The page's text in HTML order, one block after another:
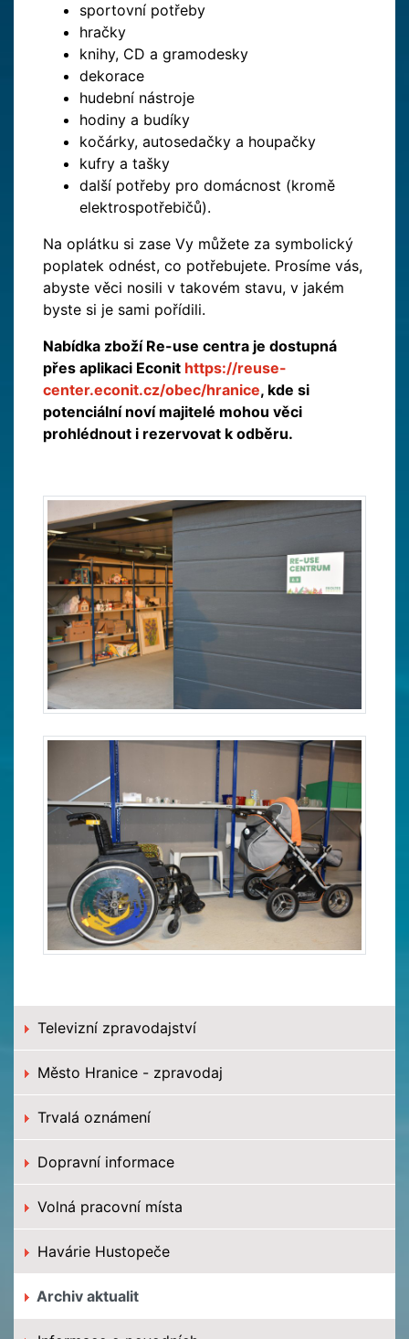
sportovní potřeby
hračky
knihy, CD a gramodesky
dekorace
hudební nástroje
hodiny a budíky
kočárky, autosedačky a houpačky
kufry a tašky
další potřeby pro domácnost (kromě
elektrospotřebičů).
Na oplátku si zase Vy můžete za symbolický
poplatek odnést, co potřebujete. Prosíme vás,
abyste věci nosili v takovém stavu, v jakém
byste si je sami pořídili.
Nabídka zboží Re-use centra je dostupná
přes aplikaci Econit https://reuse-
center.econit.cz/obec/hranice, kde si
potenciální noví majitelé mohou věci
prohlédnout i rezervovat k odběru.
Televizní zpravodajství
Město Hranice - zpravodaj
Trvalá oznámení
Dopravní informace
Volná pracovní místa
Havárie Hustopeče
Archiv aktualit